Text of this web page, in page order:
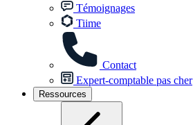
Témoignages
Tiime
Contact
Expert-comptable pas cher
Ressources